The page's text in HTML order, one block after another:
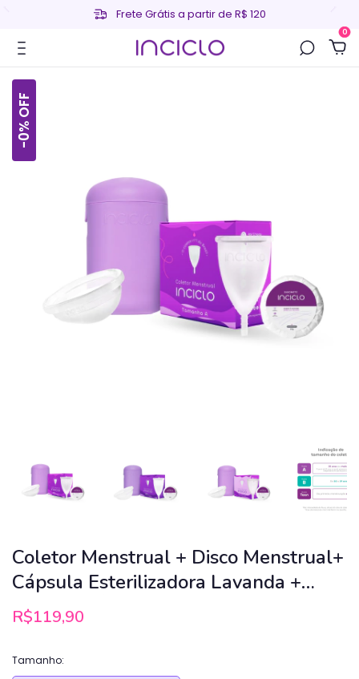
Frete Grátis a partir de R$ 120
0
0
%
OFF
Coletor Menstrual + Disco Menstrual+
Cápsula Esterilizadora Lavanda +
Sabonete Íntimo em Barra Inciclo
R$119,90
Tamanho: